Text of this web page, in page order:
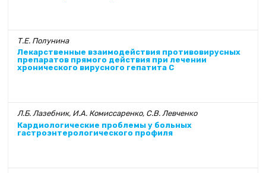
Т.Е. Полунина
Лекарственные взаимодействия противовирусных
препаратов прямого действия при лечении
хронического вирусного гепатита С
Л.Б. Лазебник, И.А. Комиссаренко, С.В. Левченко
Кардиологические проблемы у больных
гастроэнтерологического профиля